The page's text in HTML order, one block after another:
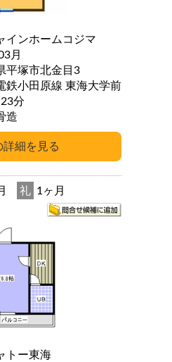
インホームコジマ
月
平塚市北金目3
鉄小田原線 東海大学前
駅 徒歩 23分
造
礼 1ヶ月
トー東海